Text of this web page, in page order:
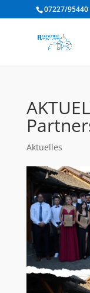
07227/95440
Aktuelles